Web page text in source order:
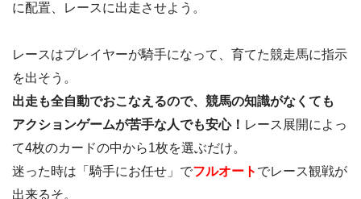
に配置、レースに出走させよう。
レースはプレイヤーが騎手になって、育てた競走馬に指示
を出そう。
出走も全自動でおこなえるので、競馬の知識がなくても
アクションゲームが苦手な人でも安心！ レース展開によっ
て4枚のカードの中から1枚を選ぶだけ。
迷った時は「騎手にお任せ」でフルオート でレース観戦が
出来るそ。